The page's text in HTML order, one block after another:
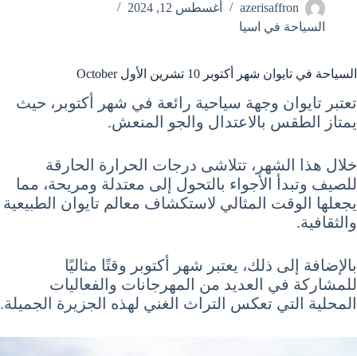
azerisaffron
أغسطس 12, 2024
السياحة في اسيا
السياحة في تايوان شهر أكتوبر 10 تشرين الأول October
تعتبر تايوان وجهة سياحية رائعة في شهر أكتوبر، حيث
يمتاز الطقس بالاعتدال والجو المنعش.
خلال هذا الشهر، تتلاشى درجات الحرارة الحارقة
للصيف وتبدأ الأجواء بالتحول إلى معتدلة ومريحة، مما
يجعلها الوقت المثالي لاستكشاف معالم تايوان الطبيعية
والثقافية.
بالإضافة إلى ذلك، يعتبر شهر أكتوبر وقتًا مثاليًا
للمشاركة في العديد من المهرجانات والفعاليات
المحلية التي تعكس التراث الغني لهذه الجزيرة الجميلة.